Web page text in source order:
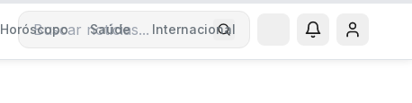
Horóscopo Saúde Internacional
Buscar notícias